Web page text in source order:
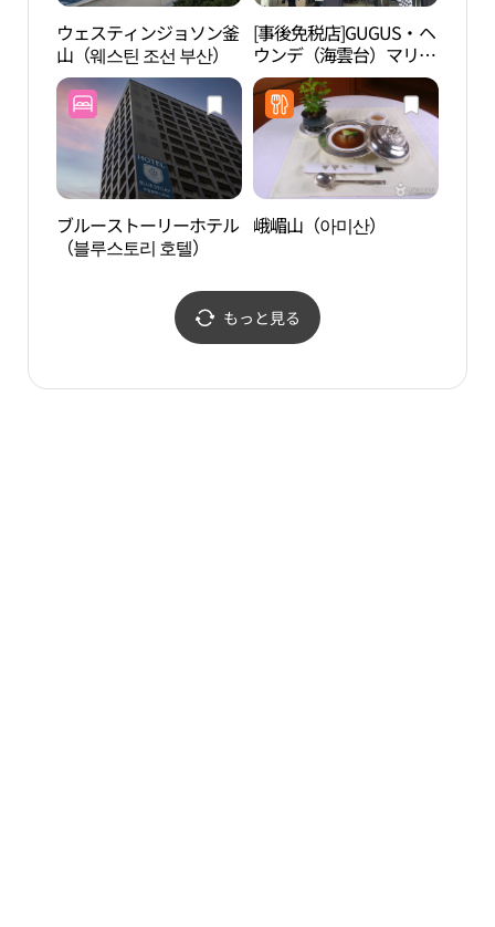
ウェスティンジョソン釜
山（웨스틴 조선 부산）
[事後免税店]GUGUS・ヘ
ウンデ（海雲台）マリー
ン店(구구스 해운대마린
점)
ブルーストーリーホテル
（블루스토리 호텔）
峨嵋山（아미산）
もっと見る